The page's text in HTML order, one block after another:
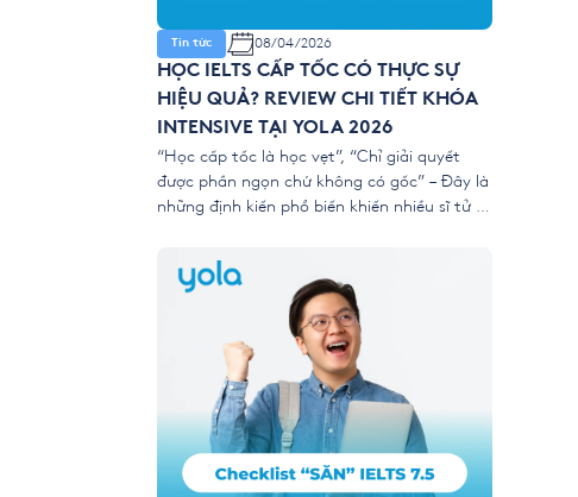
Tin tức 08/04/2026
HỌC IELTS CẤP TỐC CÓ THỰC SỰ
HIỆU QUẢ? REVIEW CHI TIẾT KHÓA
INTENSIVE TẠI YOLA 2026
“Học cấp tốc là học vẹt”, “Chỉ giải quyết
được phần ngọn chứ không có gốc” – Đây là
những định kiến phổ biến khiến nhiều sĩ tử e
và du học năm 2026 ngày […]